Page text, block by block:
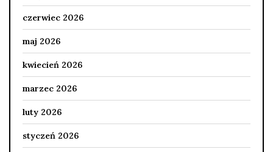
czerwiec 2026
maj 2026
kwiecień 2026
marzec 2026
luty 2026
styczeń 2026